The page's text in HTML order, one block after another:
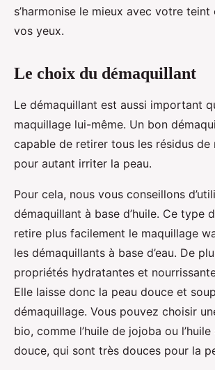
s’harmonise le mieux avec votre
vos yeux.
Le choix du démaquillant
Le démaquillant est aussi important
maquillage lui-même. Un bon
capable de retirer tous les résidus de
pour autant irriter la peau.
Pour cela, nous vous conseillons
démaquillant à base d’huile. Ce type
retire plus facilement le maquillage
les démaquillants à base d’eau. De
propriétés hydratantes et
Elle laisse donc la peau douce et
démaquillage. Vous pouvez choisir
bio, comme l’huile de jojoba ou l’huile
douce, qui sont très douces pour la